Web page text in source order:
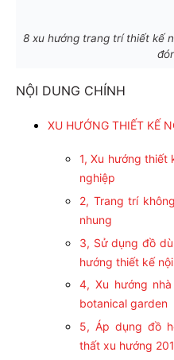
8 xu hướng trang trí thiết kế
NỘI DUNG CHÍNH
XU HƯỚNG THIẾT KẾ
1, Xu hướng thiết
nghiệp
2, Trang trí
nhung
3, Sử dụng đồ
hướng thiết kế
4, Xu hướng
botanical garden
5, Áp dụng đồ
thất xu hướng